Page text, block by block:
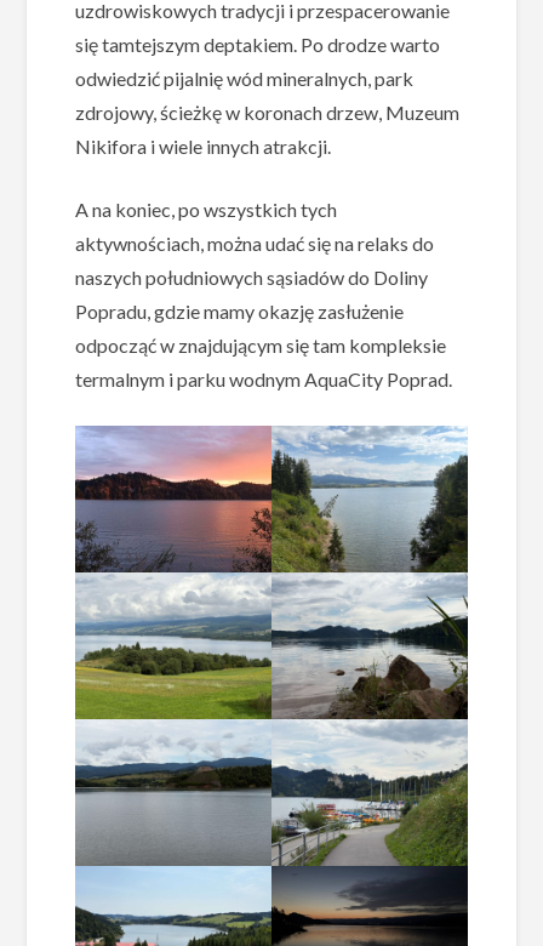
uzdrowiskowych tradycji i przespacerowanie
się tamtejszym deptakiem. Po drodze warto
odwiedzić pijalnię wód mineralnych, park
zdrojowy, ścieżkę w koronach drzew, Muzeum
Nikifora i wiele innych atrakcji.
A na koniec, po wszystkich tych
aktywnościach, można udać się na relaks do
naszych południowych sąsiadów do Doliny
Popradu, gdzie mamy okazję zasłużenie
odpocząć w znajdującym się tam kompleksie
termalnym i parku wodnym AquaCity Poprad.